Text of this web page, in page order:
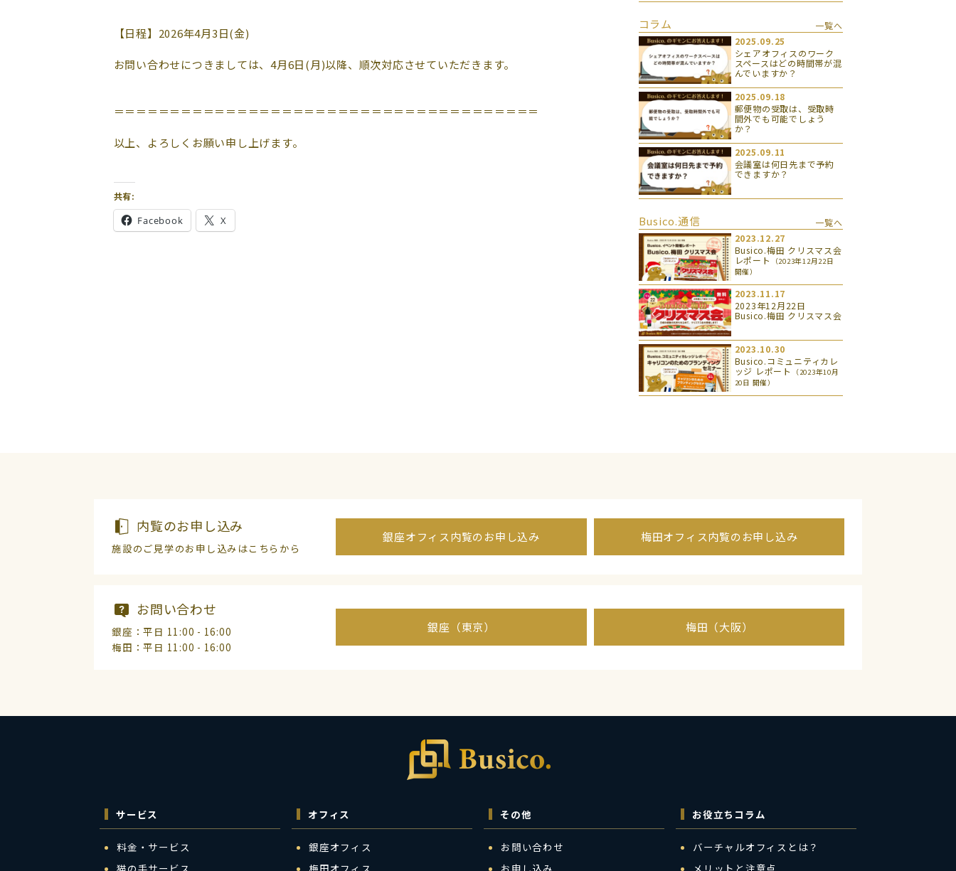
【日程】2026年4月3日(金)
お問い合わせにつきましては、4月6日(月)以降、順次対応させていただきます。
＝＝＝＝＝＝＝＝＝＝＝＝＝＝＝＝＝＝＝＝＝＝＝＝＝＝＝＝＝＝＝＝＝＝＝＝＝＝
以上、よろしくお願い申し上げます。
共有:
Facebook X
コラム
一覧へ
2025.09.25
シェアオフィスのワーク
スペースはどの時間帯が混
んでいますか？
2025.09.18
郵便物の受取は、受取時
間外でも可能でしょう
か？
2025.09.11
会議室は何日先まで予約
できますか？
Busico.通信
一覧へ
2023.12.27
Busico.梅田 クリスマス会
レポート
（2023年12月22日
開催）
2023.11.17
2023年12月22日
Busico.梅田 クリスマス会
2023.10.30
Busico.コミュニティカレ
ッジ レポート
（2023年10月
20日 開催）
内覧のお申し込み
施設のご見学のお申し込みはこちらから
銀座オフィス内覧のお申し込み 梅田オフィス内覧のお申し込み
お問い合わせ
銀座：平日 11:00 - 16:00
梅田：平日 11:00 - 16:00
銀座（東京） 梅田（大阪）
サービス
料金・サービス
オフィス
銀座オフィス
その他
お問い合わせ
お役立ちコラム
バーチャルオフィスとは？